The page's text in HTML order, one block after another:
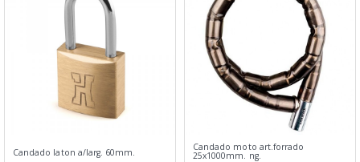
Candado laton a/larg. 60mm. Candado moto art.forrado
25x1000mm. ng.